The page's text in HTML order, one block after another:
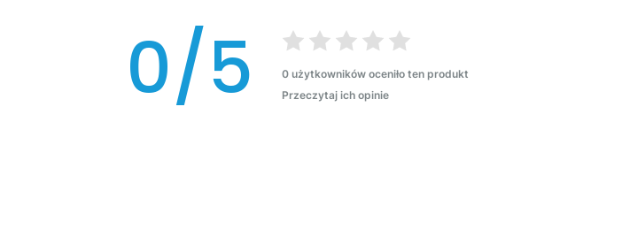
0/5
0 użytkowników oceniło ten produkt
Przeczytaj ich opinie